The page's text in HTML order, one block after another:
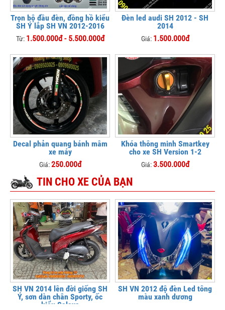
Trọn bộ đầu đèn, đồng hồ kiểu
SH Ý lắp SH VN 2012-2016
Từ: 1.500.000đ - 5.500.000đ
Đèn led audi SH 2012 - SH
2014
Giá: 1.500.000đ
Decal phản quang bánh mâm
xe máy
Giá:250.000đ
Khóa thông minh Smartkey
cho xe SH Version 1-2
Giá:3.500.000đ
TIN CHO XE CỦA BẠN
SH VN 2014 lên đời giống SH
Ý, sơn dàn chân Sporty, ốc
kiểu Salaya
SH VN 2012 độ đèn Led tông
màu xanh dương